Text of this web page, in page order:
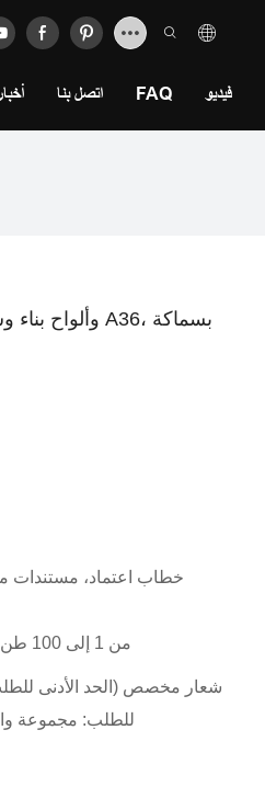
اتصل بنا FAQ فيديو
خطاب اعتماد، مستندات
من 1 إلى 100 طن: 5 أيام، أكثر من 100 طن: يتم التفاوض على المدة (بالأيام)
شعار مخصص (الحد الأدنى
للطلب: مجموعة